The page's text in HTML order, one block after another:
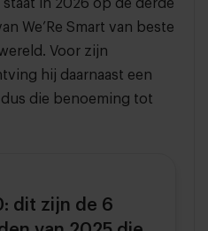
in 2026 op de derde
We’Re Smart van beste
Voor zijn
hij daarnaast een
die benoeming tot
dit zijn de 6